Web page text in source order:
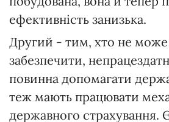
ефективність занизька.
Другий - тим, хто не може
забезпечити,
повинна допомагати
теж мають працювати
державного страхування.